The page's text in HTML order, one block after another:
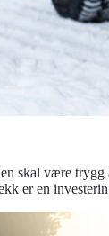
skal være
er en